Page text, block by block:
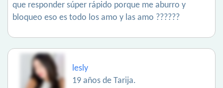
que responder súper rápido porque me aburro y
bloqueo eso es todo los amo y las amo ??????
lesly
19 años de Tarija.